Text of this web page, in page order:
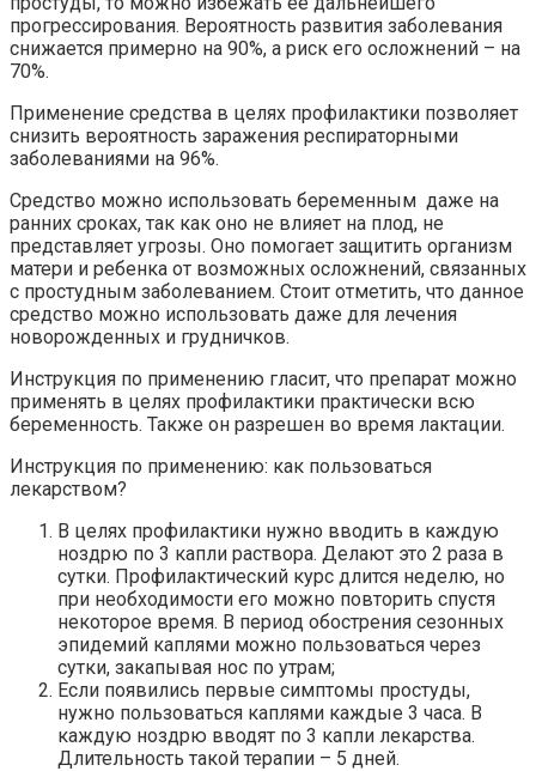
прогрессирования. Вероятность развития заболевания
снижается примерно на 90%, а риск его осложнений – на
70%.
Применение средства в целях профилактики позволяет
снизить вероятность заражения респираторными
заболеваниями на 96%.
Средство можно использовать беременным даже на
ранних сроках, так как оно не влияет на плод, не
представляет угрозы. Оно помогает защитить организм
матери и ребенка от возможных осложнений, связанных
с простудным заболеванием. Стоит отметить, что данное
средство можно использовать даже для лечения
новорожденных и грудничков.
Инструкция по применению гласит, что препарат можно
применять в целях профилактики практически всю
беременность. Также он разрешен во время лактации.
Инструкция по применению: как пользоваться
лекарством?
В целях профилактики нужно вводить в каждую
ноздрю по 3 капли раствора. Делают это 2 раза в
сутки. Профилактический курс длится неделю, но
при необходимости его можно повторить спустя
некоторое время. В период обострения сезонных
эпидемий каплями можно пользоваться через
сутки, закапывая нос по утрам;
Если появились первые симптомы простуды,
нужно пользоваться каплями каждые 3 часа. В
каждую ноздрю вводят по 3 капли лекарства.
Длительность такой терапии – 5 дней.